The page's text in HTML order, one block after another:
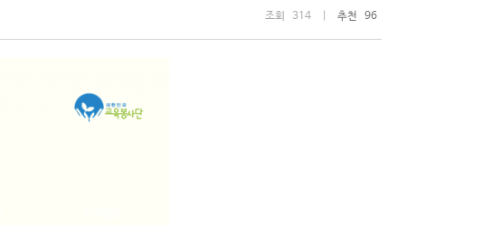
조회 314 | 추천 96